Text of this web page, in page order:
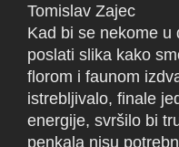
Tomislav Zajec
Kad bi se nekome u
poslati slika kako
florom i faunom
istrebljivalo, finale
energije, svršilo bi
penkala nisu